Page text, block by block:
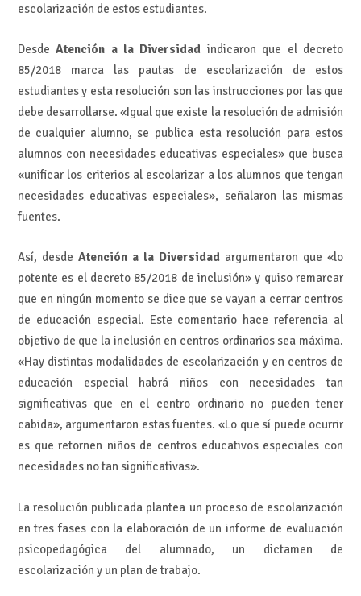
escolarización de estos estudiantes.
DesdeAtención a la Diversidad indicaron que el decreto
85/2018 marca las pautas de escolarización de estos
estudiantes y esta resolución son las instrucciones por las que
debe desarrollarse. «Igual que existe la resolución de admisión
de cualquier alumno, se publica esta resolución para estos
alumnos con necesidades educativas especiales» que busca
«unificar los criterios al escolarizar a los alumnos que tengan
necesidades educativas especiales», señalaron las mismas
fuentes.
Así, desde Atención a la Diversidad argumentaron que «lo
potente es el decreto 85/2018 de inclusión» y quiso remarcar
que en ningún momento se dice que se vayan a cerrar centros
de educación especial. Este comentario hace referencia al
objetivo de que la inclusión en centros ordinarios sea máxima.
«Hay distintas modalidades de escolarización y en centros de
educación especial habrá niños con necesidades tan
significativas que en el centro ordinario no pueden tener
cabida», argumentaron estas fuentes. «Lo que sí puede ocurrir
es que retornen niños de centros educativos especiales con
necesidades no tan significativas».
La resolución publicada plantea un proceso de escolarización
en tres fases con la elaboración de un informe de evaluación
psicopedagógica del alumnado, un dictamen de
escolarización y un plan de trabajo.